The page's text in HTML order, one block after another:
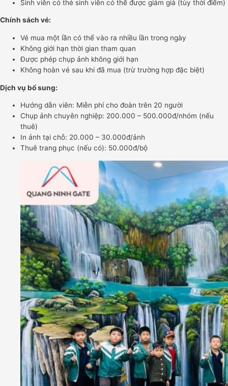
Sinh viên có thẻ sinh viên có thể được giảm giá (tùy thời điểm)
Chính sách vé:
Vé mua một lần có thể vào ra nhiều lần trong ngày
Không giới hạn thời gian tham quan
Được phép chụp ảnh không giới hạn
Không hoàn vé sau khi đã mua (trừ trường hợp đặc biệt)
Dịch vụ bổ sung:
Hướng dẫn viên: Miễn phí cho đoàn trên 20 người
Chụp ảnh chuyên nghiệp: 200.000 – 500.000đ/nhóm (nếu
thuê)
In ảnh tại chỗ: 20.000 – 30.000đ/ảnh
Thuê trang phục (nếu có): 50.000đ/bộ